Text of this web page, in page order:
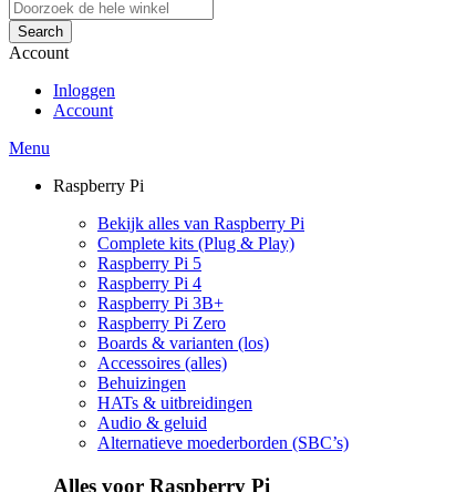
Search
Account
Inloggen
Account
Menu
Raspberry Pi
Bekijk alles van Raspberry Pi
Complete kits (Plug & Play)
Raspberry Pi 5
Raspberry Pi 4
Raspberry Pi 3B+
Raspberry Pi Zero
Boards & varianten (los)
Accessoires (alles)
Behuizingen
HATs & uitbreidingen
Audio & geluid
Alternatieve moederborden (SBC’s)
Alles voor Raspberry Pi